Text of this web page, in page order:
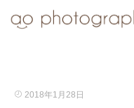
2018年1月28日